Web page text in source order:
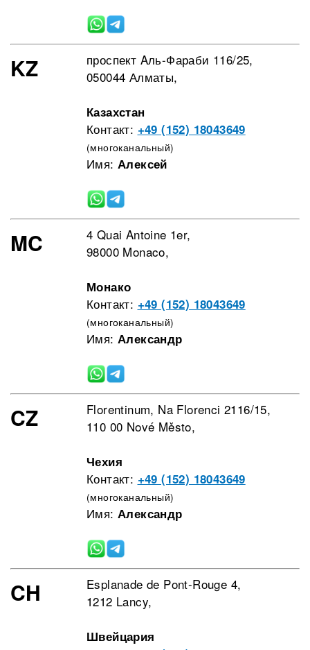
KZ
проспект Aль-Фараби 116/25,
050044 Алматы,
Казахстан
Контакт: +49 (152) 18043649
(многоканальный)
Имя: Алексей
MC
4 Quai Antoine 1er,
98000 Monaco,
Монако
Контакт: +49 (152) 18043649
(многоканальный)
Имя: Александр
CZ
Florentinum, Na Florenci 2116/15,
110 00 Nové Město,
Чехия
Контакт: +49 (152) 18043649
(многоканальный)
Имя: Александр
CH
Esplanade de Pont-Rouge 4,
1212 Lancy,
Швейцария